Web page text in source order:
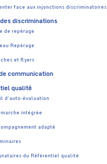
face aux injonctions discriminatoires
discriminations
de repérage
Repérage
et flyers
communication
qualité
d’auto-évaluation
intégrée
adapté
du Référentiel qualité